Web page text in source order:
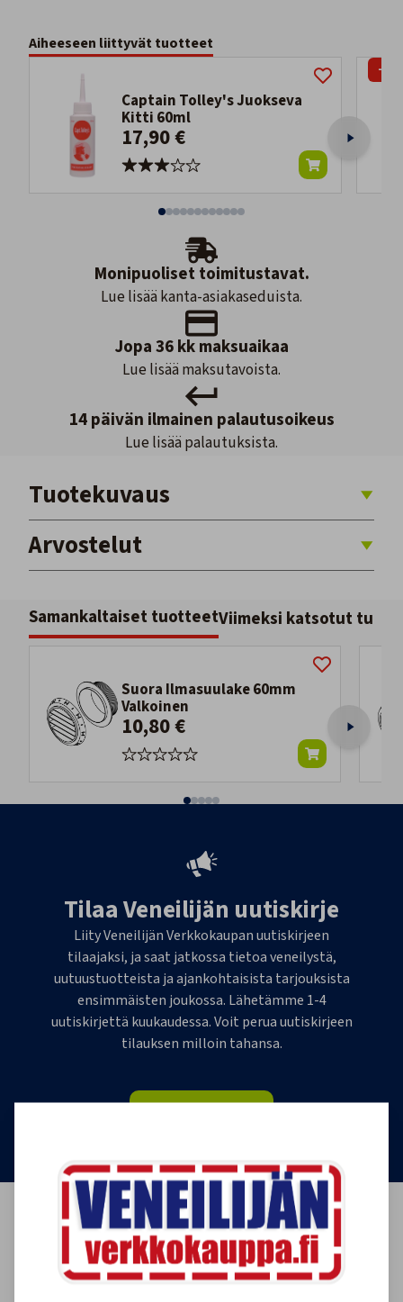
Aiheeseen liittyvät tuotteet
Captain Tolley's Juokseva
Kitti 60ml
17,90 €
-
Monipuoliset toimitustavat.
Lue lisää kanta-asiakaseduista.
Jopa 36 kk maksuaikaa
Lue lisää maksutavoista.
14 päivän ilmainen palautusoikeus
Lue lisää palautuksista.
Tuotekuvaus
Arvostelut
Samankaltaiset tuotteetViimeksi katsotut
Suora Ilmasuulake 60mm
Valkoinen
10,80 €
Tilaa Veneilijän uutiskirje
Liity Veneilijän Verkkokaupan uutiskirjeen
tilaajaksi, ja saat jatkossa tietoa veneilystä,
uutuustuotteista ja ajankohtaisista tarjouksista
ensimmäisten joukossa. Lähetämme 1-4
uutiskirjettä kuukaudessa. Voit perua uutiskirjeen
tilauksen milloin tahansa.